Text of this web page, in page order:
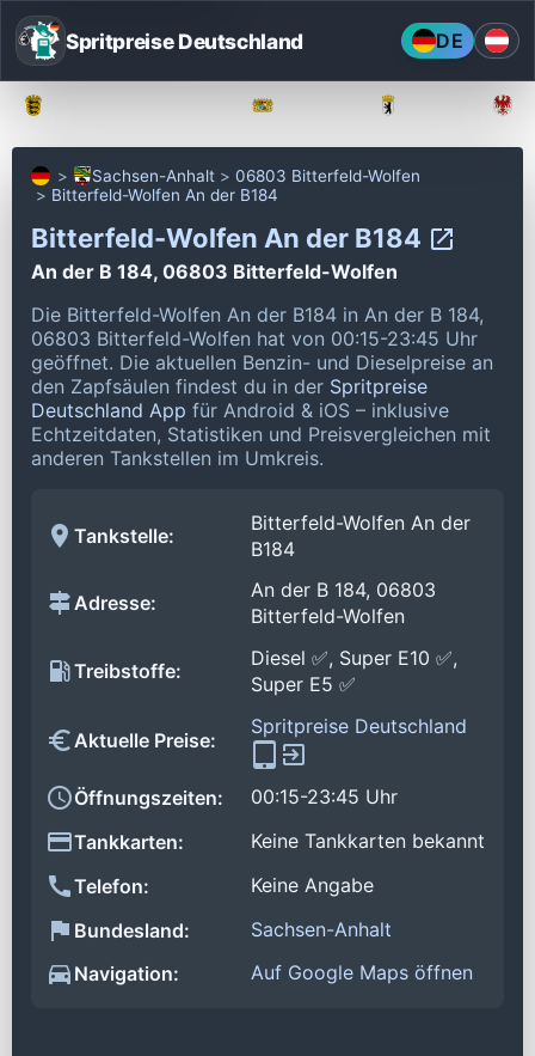
Spritpreise Deutschland DE
Sachsen-Anhalt
06803 Bitterfeld-Wolfen
Bitterfeld-Wolfen An der B184
Bitterfeld-Wolfen An der B184
An der B 184, 06803 Bitterfeld-Wolfen
Die Bitterfeld-Wolfen An der B184 in An der B 184,
06803 Bitterfeld-Wolfen hat von 00:15-23:45 Uhr
geöffnet. Die aktuellen Benzin- und Dieselpreise an
den Zapfsäulen findest du in der Spritpreise
Deutschland App für Android & iOS – inklusive
Echtzeitdaten, Statistiken und Preisvergleichen mit
anderen Tankstellen im Umkreis.
Tankstelle:
Bitterfeld-Wolfen An der
B184
Adresse:
An der B 184, 06803
Bitterfeld-Wolfen
Treibstoffe:
Diesel ✅, Super E10 ✅,
Super E5 ✅
Aktuelle Preise:
Spritpreise Deutschland
Öffnungszeiten:
00:15-23:45 Uhr
Tankkarten:
Keine Tankkarten bekannt
Telefon:
Keine Angabe
Bundesland:
Sachsen-Anhalt
Navigation:
Auf Google Maps öffnen